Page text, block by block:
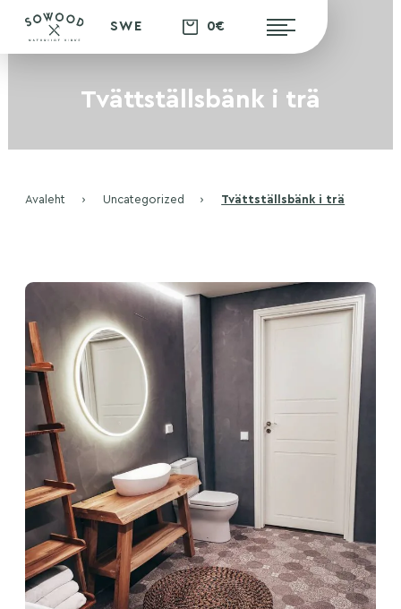
SWE 0€
Tvättställsbänk i trä
Avaleht › Uncategorized › Tvättställsbänk i trä